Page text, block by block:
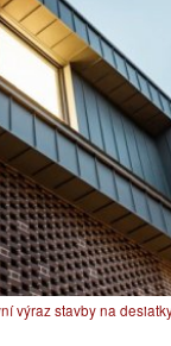
výraz stavby na